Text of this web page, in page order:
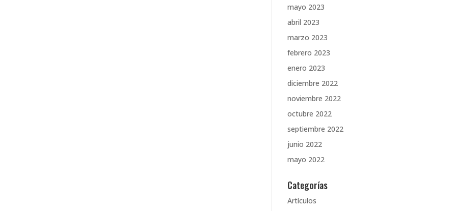
mayo 2023
abril 2023
marzo 2023
febrero 2023
enero 2023
diciembre 2022
noviembre 2022
octubre 2022
septiembre 2022
junio 2022
mayo 2022
Categorías
Artículos